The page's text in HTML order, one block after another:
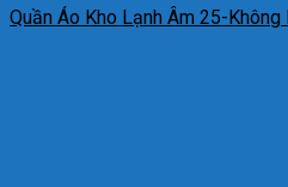
Quần Áo Kho Lạnh Âm 25-Không